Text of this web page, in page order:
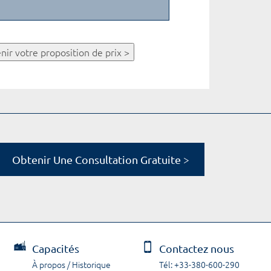
votre proposition de prix >
Obtenir Une Consultation Gratuite >
Capacités
À propos / Historique
Contactez nous
Tél: +33-380-600-290